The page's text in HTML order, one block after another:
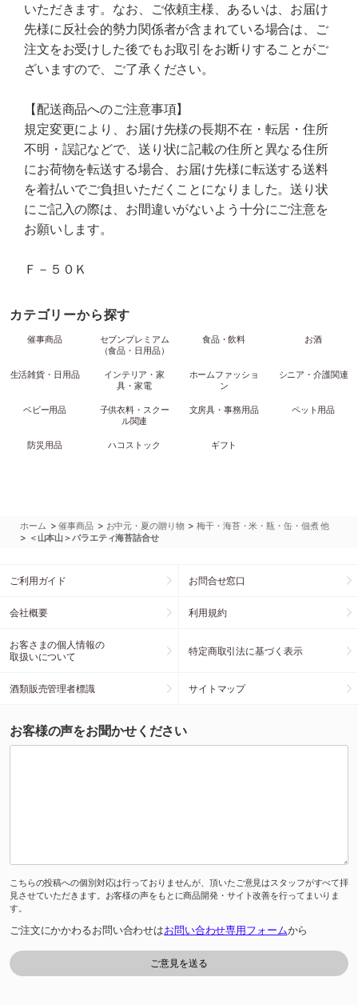
いただきます。なお、ご依頼主様、あるいは、お届け
先様に反社会的勢力関係者が含まれている場合は、ご
注文をお受けした後でもお取引をお断りすることがご
ざいますので、ご了承ください。
【配送商品へのご注意事項】
規定変更により、お届け先様の長期不在・転居・住所
不明・誤記などで、送り状に記載の住所と異なる住所
にお荷物を転送する場合、お届け先様に転送する送料
を着払いでご負担いただくことになりました。送り状
にご記入の際は、お間違いがないよう十分にご注意を
お願いします。
Ｆ－５０Ｋ
カテゴリーから探す
催事商品
セブンプレミアム
（食品・日用品）
食品・飲料 お酒
生活雑貨・日用品
インテリア・家
具・家電
ホームファッショ
ン
シニア・介護関連
ベビー用品
子供衣料・スクー
ル関連
文房具・事務用品 ペット用品
防災用品 ハコストック ギフト
ホーム >催事商品 > お中元・夏の贈り物 >梅干・海苔・米・瓶・缶・佃煮 他
> ＜山本山＞バラエティ海苔詰合せ
ご利用ガイド お問合せ窓口
会社概要 利用規約
お客さまの個人情報の
取扱いについて
特定商取引法に基づく表示
酒類販売管理者標識 サイトマップ
お客様の声をお聞かせください
こちらの投稿への個別対応は行っておりませんが、頂いたご意見はスタッフがすべて拝
見させていただきます。お客様の声をもとに商品開発・サイト改善を行ってまいりま
す。
ご注文にかかわるお問い合わせはお問い合わせ専用フォームから